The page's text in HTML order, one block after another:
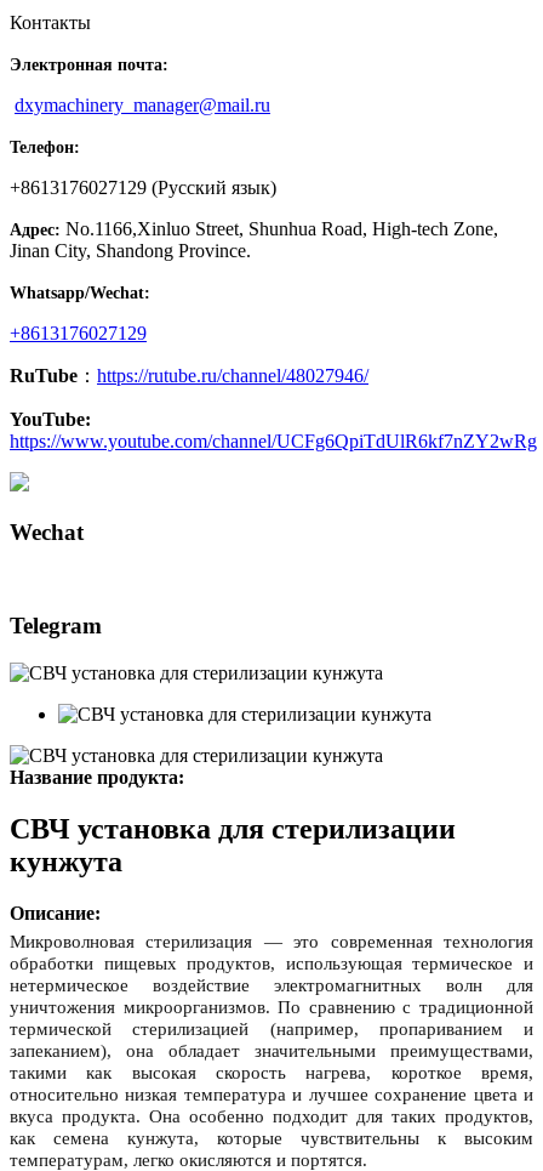
Контакты
Электронная почта:
dxymachinery_manager@mail.ru
Телефон:
+8613176027129 (Русский язык)
Адрес: No.1166,Xinluo Street, Shunhua Road, High-tech Zone,
Jinan City, Shandong Province.
Whatsapp/Wechat:
+8613176027129
RuTube ： https://rutube.ru/channel/48027946/
YouTube:
https://www.youtube.com/channel/UCFg6QpiTdUlR6kf7nZY2wRg
Wechat
Telegram
Название продукта:
СВЧ установка для стерилизации
кунжута
Описание:
Микроволновая стерилизация — это современная технология
обработки пищевых продуктов, использующая термическое и
нетермическое воздействие электромагнитных волн для
уничтожения микроорганизмов. По сравнению с традиционной
термической стерилизацией (например, пропариванием и
запеканием), она обладает значительными преимуществами,
такими как высокая скорость нагрева, короткое время,
относительно низкая температура и лучшее сохранение цвета и
вкуса продукта. Она особенно подходит для таких продуктов,
как семена кунжута, которые чувствительны к высоким
температурам, легко окисляются и портятся.